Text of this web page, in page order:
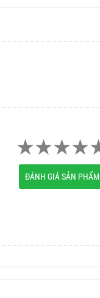
ĐÁNH GIÁ SẢN PHẨM